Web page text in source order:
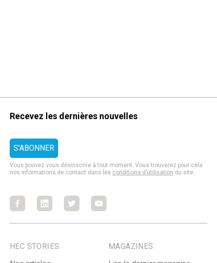
Recevez les dernières nouvelles
Vous pouvez vous désinscrire à tout moment. Vous trouverez pour cela
nos informations de contact dans les conditions d’utilisation du site.
FacebookFacebookFacebookFacebook
HEC STORIES
MAGAZINES